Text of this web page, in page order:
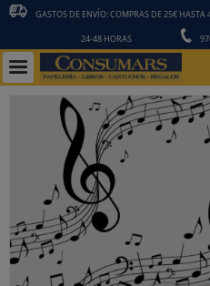
GASTOS DE ENVÍO: COMPRAS DE 25€
24-48 HORAS